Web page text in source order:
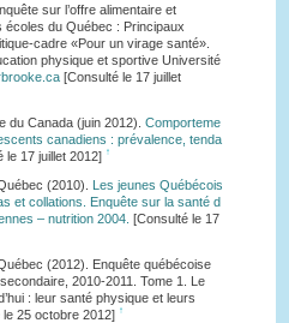
sur l’offre alimentaire et
écoles du Québec : Principaux
cadre «Pour un virage santé».
physique et sportive Université
[Consulté le 17 juillet
du Canada (juin 2012). Comporteme
canadiens : prévalence, tenda
le 17 juillet 2012] ↑
(2010).
Les jeunes Québécois
et collations. Enquête sur la santé d
– nutrition 2004. [Consulté le 17
(2012). Enquête québécoise
2010-2011. Tome 1. Le
: leur santé physique et leurs
25 octobre 2012] ↑